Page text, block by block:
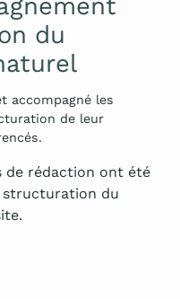
du
accompagné les
de leur
de rédaction ont été
structuration du